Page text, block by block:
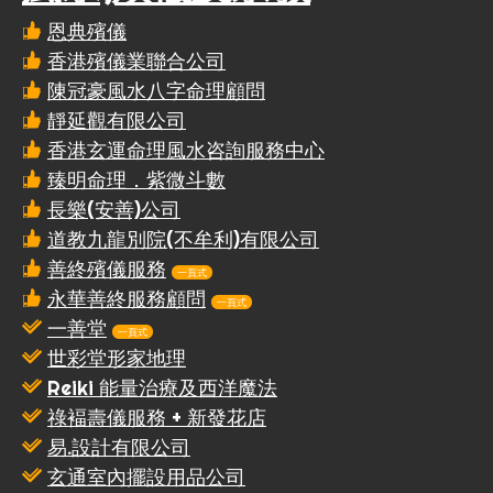
恩典殯儀
香港殯儀業聯合公司
陳冠豪風水八字命理顧問
靜延觀有限公司
香港玄運命理風水咨詢服務中心
臻明命理．紫微斗數
長樂(安善)公司
道教九龍別院(不牟利)有限公司
善終殯儀服務
一頁式
永華善終服務顧問 一頁式
一善堂 一頁式
世彩堂形家地理
Reiki 能量治療及西洋魔法
祿褔壽儀服務 + 新發花店
易.設計有限公司
玄通室內擺設用品公司